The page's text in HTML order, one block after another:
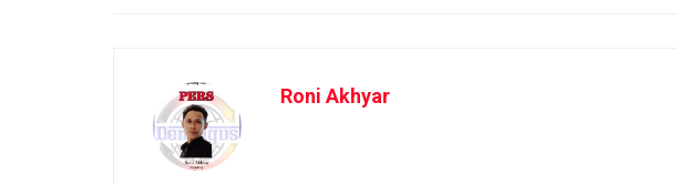
Roni Akhyar